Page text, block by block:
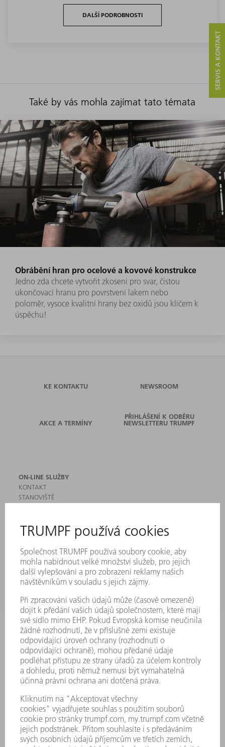
DALŠÍ PODROBNOSTI
Také by vás mohla zajímat tato témata
Obrábění hran pro ocelové a kovové konstrukce
Jedno zda chcete vytvořit zkosení pro svar, čistou
ukončovací hranu pro povrstvení lakem nebo
poloměr, vysoce kvalitní hrany bez oxidů jsou klíčem k
úspěchu!
SERVIS A KONTAKT
KE KONTAKTU NEWSROOM
AKCE A TERMÍNY
PŘIHLÁŠENÍ K ODBĚRU
NEWSLETTERU TRUMPF
ON-LINE SLUŽBY
KONTAKT
STANOVIŠTĚ
MYTRUMPF
BEZPEČNOSTNÍ LISTY
PRODUKTY
STROJE & SYSTÉMY
LASER
VÝKONOVÁ ELEKTRONIKA
SMART FACTORY
SOFTWARE
SERVIS
POUŽITÍ
ODVĚTVÍ
SPOLEČNOST
KARIÉRA
PRACOVNÍ NABÍDKY
PROFIL PODNIKU
VÝROČNÍ ZPRÁVA
ZÁSADY SPOLEČNOSTI
SHODA
SYSTÉM UPOZORŇOVAČŮ
SECURITY